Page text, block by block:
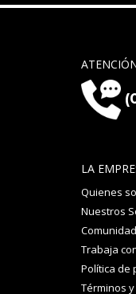
LA
Quienes
Nuestros
Trabaja
Política de
Términos